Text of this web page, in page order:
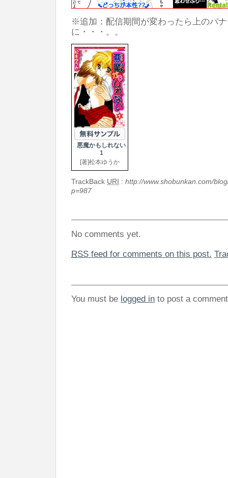
※追加：配信期間が変わったら上のバ
に・・・。。
悪魔かもしれない
1
[著]松本ゆうか
TrackBack URI : http://www.shobunkan.com/
p=987
No comments yet.
RSS feed for comments on this post.
You must be logged in to post a